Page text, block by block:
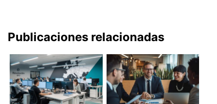
Publicaciones relacionadas